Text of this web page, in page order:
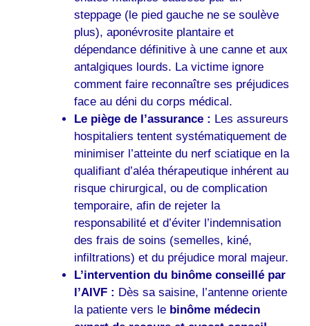
steppage (le pied gauche ne se soulève
plus), aponévrosite plantaire et
dépendance définitive à une canne et aux
antalgiques lourds. La victime ignore
comment faire reconnaître ses préjudices
face au déni du corps médical.
Le piège de l’assurance : Les assureurs
hospitaliers tentent systématiquement de
minimiser l’atteinte du nerf sciatique en la
qualifiant d’aléa thérapeutique inhérent au
risque chirurgical, ou de complication
temporaire, afin de rejeter la
responsabilité et d’éviter l’indemnisation
des frais de soins (semelles, kiné,
infiltrations) et du préjudice moral majeur.
L’intervention du binôme conseillé par
l’AIVF : Dès sa saisine, l’antenne oriente
la patiente vers le binôme médecin